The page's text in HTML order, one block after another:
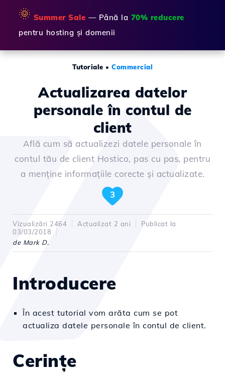
🌞 Summer Sale — Până la 70% reducere
pentru hosting și domenii
Tutoriale • Commercial
Actualizarea datelor
personale în contul de
client
Află cum să actualizezi datele personale în
contul tău de client Hostico, pas cu pas, pentru
a menține informațiile corecte și actualizate.
3
Vizualizări 2464 Actualizat 2 ani
Publicat la
03/03/2018
de Mark D.
Introducere
În acest tutorial vom arăta cum se pot
actualiza datele personale în contul de client.
Cerințe